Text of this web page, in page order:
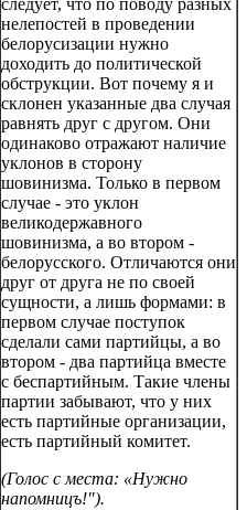
следует, что по поводу разных
нелепостей в проведении
белорусизации нужно
доходить до политической
обструкции. Вот почему я и
склонен указанные два случая
равнять друг с другом. Они
одинаково отражают наличие
уклонов в сторону
шовинизма. Только в первом
случае - это уклон
великодержавного
шовинизма, а во втором -
белорусского. Отличаются они
друг от друга не по своей
сущности, а лишь формами: в
первом случае поступок
сделали сами партийцы, а во
втором - два партийца вместе
с беспартийным. Такие члены
партии забывают, что у них
есть партийные организации,
есть партийный комитет.
(Голос с места: «Нужно
напомницъ!").